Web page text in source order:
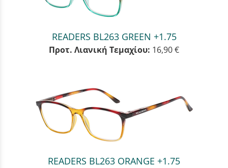
READERS BL263 GREEN +1.75
Προτ. Λιανική Τεμαχίου: 16,90 €
READERS BL263 ORANGE +1.75